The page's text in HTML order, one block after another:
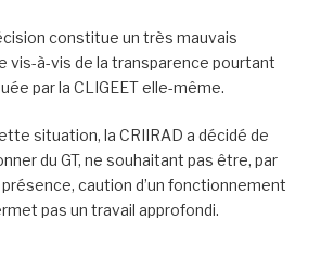
constitue un très mauvais
vis-à-vis de la transparence pourtant
par la CLIGEET elle-même.
situation, la CRIIRAD a décidé de
du GT, ne souhaitant pas être, par
caution d’un fonctionnement
pas un travail approfondi.